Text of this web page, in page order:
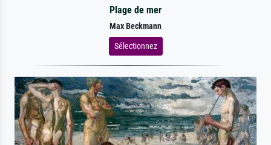
Plage de mer
Max Beckmann
Sélectionnez